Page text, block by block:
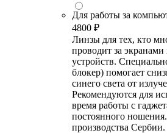
Для работы за
4800 ₽
Линзы для тех, кто
проводит за
устройств.
блокер) помогает
синего света от
Рекомендуются для
время работы с
постоянного
производства Сербии.